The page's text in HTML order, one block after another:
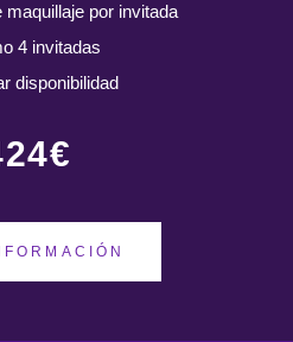
maquillaje por invitada
4 invitadas
disponibilidad